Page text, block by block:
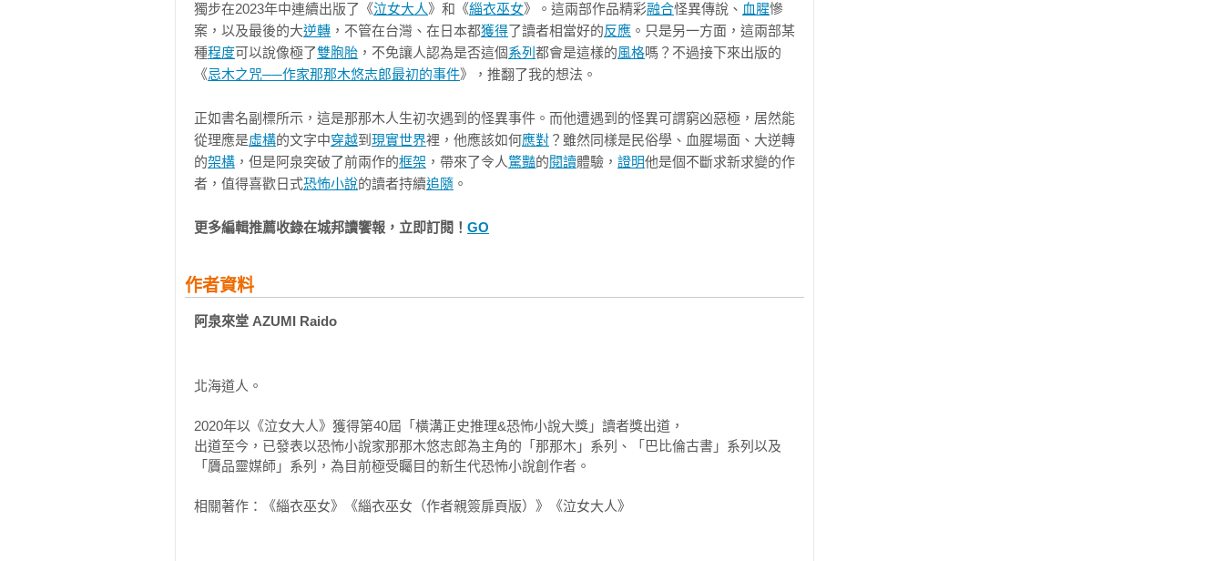
其他男生扮鬼臉說「像這樣嗎？」，但沒有人理他。
「那，可以用那個咒法，讓女鬼去找自己討厭的人嗎？」
「那樣自己不是也很危險嗎？太可怕了……」
三個女生說完，同時抱住自己的肩膀，哆嗦了一下。
「那，那個叫柳田的高中生是看到女鬼的臉了嗎？」
「沒錯。後來他連跟家人都無法溝通，開口就只會說『臉……臉……』，怕得要命，要不然就是抓
狂。比起眼睛的傷，瘋癲的問題好像更嚴重。」
「連他送醫的醫院都束手無策，家人也一籌莫展，正在討論該怎麼辦的時候，他就拿水果刀割腕了。
「不要說了！我不想聽！」
一個女生突然站起來，發出尖叫般的聲音說道，離開圖書室了。其他女生也跟著離開，說得正起勁的
獨步在2023年中連續出版了《泣女大人》和《緇衣巫女》。這兩部作品精彩融合怪異傳說、 血腥慘
案，以及最後的大逆轉 ，不管在台灣、在日本都獲得了讀者相當好的反應 。只是另一方面，這兩部某
種程度可以說像極了雙胞胎 ，不免讓人認為是否這個系列 都會是這樣的風格嗎？不過接下來出版的
《忌木之咒──作家那那木悠志郎最初的事件》，推翻了我的想法。
正如書名副標所示，這是那那木人生初次遇到的怪異事件。而他遭遇到的怪異可謂窮凶惡極，居然能
從理應是虛構的文字中穿越到 現實世界裡，他應該如何應對 ？雖然同樣是民俗學、血腥場面、大逆轉
的架構 ，但是阿泉突破了前兩作的框架 ，帶來了令人驚豔的閱讀體驗， 證明他是個不斷求新求變的作
者，值得喜歡日式恐怖小說的讀者持續追隨 。
更多編輯推薦收錄在城邦讀饗報，立即訂閱！ GO
作者資料
阿泉來堂 AZUMI Raido
北海道人。
2020年以《泣女大人》獲得第40屆「橫溝正史推理&恐怖小說大獎」讀者獎出道，
出道至今，已發表以恐怖小說家那那木悠志郎為主角的「那那木」系列、「巴比倫古書」系列以及
「贗品靈媒師」系列，為目前極受矚目的新生代恐怖小說創作者。
相關著作：《緇衣巫女》《緇衣巫女（作者親簽扉頁版）》《泣女大人》